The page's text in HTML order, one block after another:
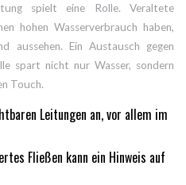
spielt eine Rolle. Veraltete
hohen Wasserverbrauch haben,
aussehen. Ein Austausch gegen
spart nicht nur Wasser, sondern
Touch.
Leitungen an, vor allem im
Fließen kann ein Hinweis auf